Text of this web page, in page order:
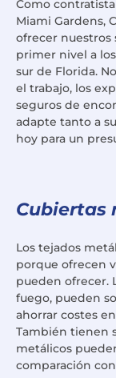
Como
Miami Gardens,
ofrecer nuestros
primer nivel a
sur de Florida.
el trabajo, los
seguros de
adapte tanto a
hoy para un
Cubiertas
Los tejados
porque ofrecen
pueden ofrecer.
fuego, pueden
ahorrar costes
También tienen
metálicos
comparación